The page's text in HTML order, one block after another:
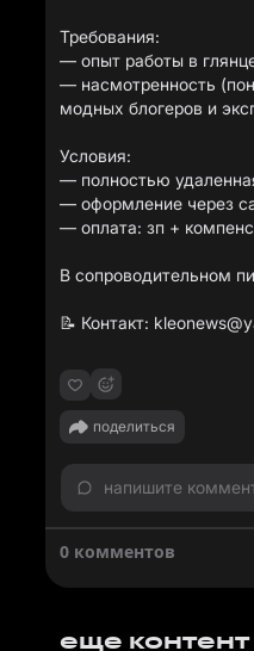
Требования:
— опыт работы в
— насмотренность
модных блогеров и
Условия:
— полностью
— оформление через
— оплата: зп +
В сопроводительном
📝 Контакт:
поделиться
напишите
0 комментов
еще